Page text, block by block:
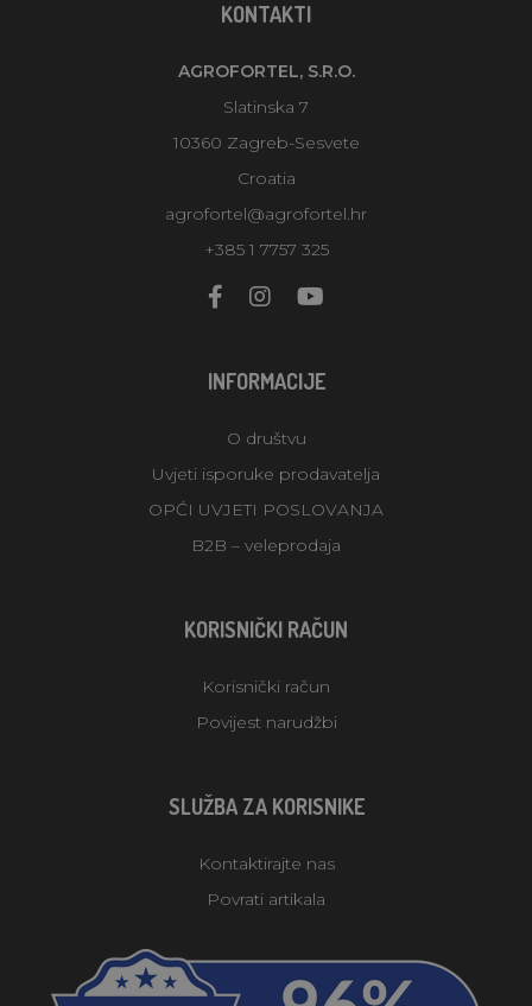
KONTAKTI
AGROFORTEL, S.R.O.
Slatinska 7
10360 Zagreb-Sesvete
Croatia
agrofortel@agrofortel.hr
+385 1 7757 325
INFORMACIJE
O društvu
Uvjeti isporuke prodavatelja
OPĆI UVJETI POSLOVANJA
B2B – veleprodaja
KORISNIČKI RAČUN
Korisnički račun
Povijest narudžbi
SLUŽBA ZA KORISNIKE
Kontaktirajte nas
Povrati artikala